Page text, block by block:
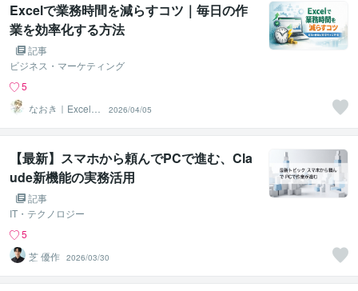
Excelで業務時間を減らすコツ｜毎日の作
業を効率化する方法
記事
ビジネス・マーケティング
5
なおき｜Excel業
務効率化・デー
タ分析
2026/04/05
【最新】スマホから頼んでPCで進む、Cla
ude新機能の実務活用
記事
IT・テクノロジー
5
芝 優作 2026/03/30